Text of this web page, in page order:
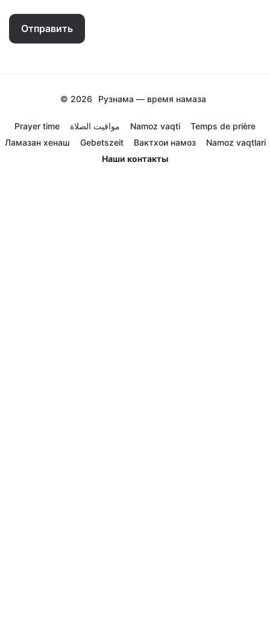
Отправить
© 2026 Рузнама — время намаза
Prayer time مواقيت الصلاة Namoz vaqti
Temps de prière
Ламазан хенаш
Gebetszeit Вактхои намоз
Namoz vaqtlari
Наши контакты